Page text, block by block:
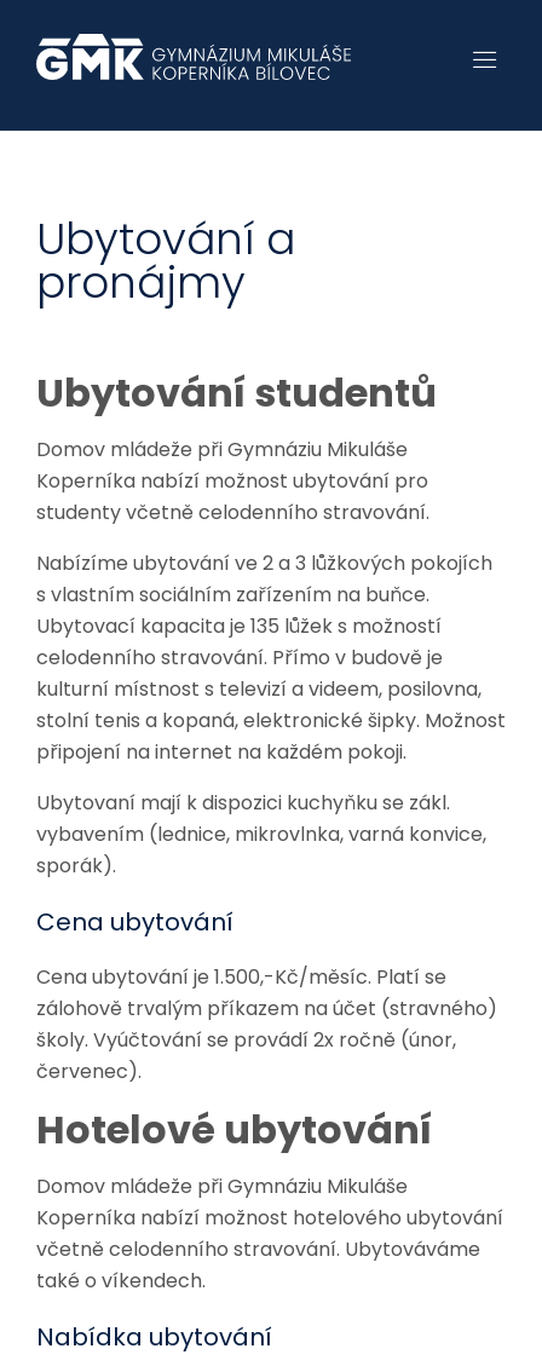
Ubytování a
pronájmy
Ubytování studentů
Domov mládeže při Gymnáziu Mikuláše
Koperníka nabízí možnost ubytování pro
studenty včetně celodenního stravování.
Nabízíme ubytování ve 2 a 3 lůžkových pokojích
s vlastním sociálním zařízením na buňce.
Ubytovací kapacita je 135 lůžek s možností
celodenního stravování. Přímo v budově je
kulturní místnost s televizí a videem, posilovna,
stolní tenis a kopaná, elektronické šipky. Možnost
připojení na internet na každém pokoji.
Ubytovaní mají k dispozici kuchyňku se zákl.
vybavením (lednice, mikrovlnka, varná konvice,
sporák).
Cena ubytování
Cena ubytování je 1.500,-Kč/měsíc. Platí se
zálohově trvalým příkazem na účet (stravného)
školy. Vyúčtování se provádí 2x ročně (únor,
červenec).
Hotelové ubytování
Domov mládeže při Gymnáziu Mikuláše
Koperníka nabízí možnost hotelového ubytování
včetně celodenního stravování. Ubytováváme
také o víkendech.
Nabídka ubytování